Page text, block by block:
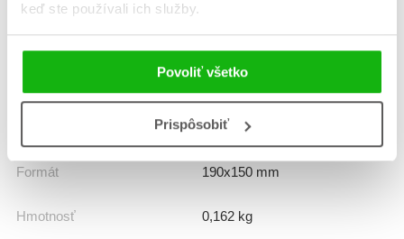
keď ste používali ich služby.
Povoliť všetko
Prispôsobiť
Počet strán
Ukážka.pdf
7.11.2025
Formát 190x150 mm
Hmotnosť 0,162 kg